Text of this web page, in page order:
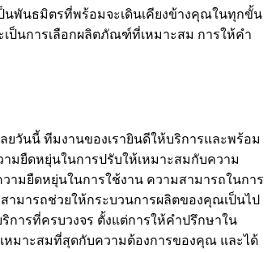
ป็นพันธมิตรที่พร้อมจะเดินเคียงข้างคุณในทุกขั้น
ป็นการเลือกผลิตภัณฑ์ที่เหมาะสม การให้คำ
วันนี้ ทีมงานของเรายินดีให้บริการและพร้อม
มยืดหยุ่นในการปรับให้เหมาะสมกับความ
วามยืดหยุ่นในการใช้งาน ความสามารถในการ
มารถช่วยให้กระบวนการผลิตของคุณเป็นไป
การที่ครบวงจร ตั้งแต่การให้คำปรึกษาใน
หมาะสมที่สุดกับความต้องการของคุณ และได้